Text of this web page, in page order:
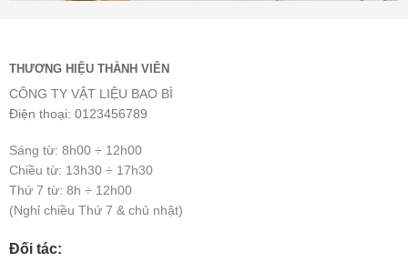
THƯƠNG HIỆU THÀNH VIÊN
CÔNG TY VẬT LIỆU BAO BÌ
Điện thoại: 0123456789
Sáng từ: 8h00 ÷ 12h00
Chiều từ: 13h30 ÷ 17h30
Thứ 7 từ: 8h ÷ 12h00
(Nghỉ chiều Thứ 7 & chủ nhật)
Đối tác: